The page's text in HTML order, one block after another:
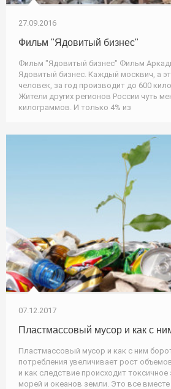
27.09.2016
Фильм "Ядовитый бизнес"
Фильм "Ядовитый бизнес" Фильм
Ядовитый бизнес. Каждый москвич, а
человек, за год производит до 600
Жители других регионов России чуть
килограммов. И только 4% из
07.12.2017
Пластмассовый мусор и как с
Пластмассовый мусор и как с ним
потребления увеличивает рост
и как следствие происходит токсичное
морей и океанов земли. Это все